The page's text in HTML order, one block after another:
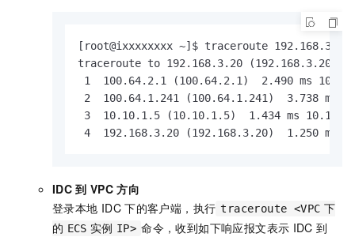
[root@ixxxxxxxx ~]$ traceroute 192.168.3.20
traceroute to 192.168.3.20 (192.168.3.20),
1  100.64.2.1 (100.64.2.1)  2.490 ms
2  100.64.1.241 (100.64.1.241)  3.738 ms
3  10.10.1.5 (10.10.1.5)  1.434 ms
4  192.168.3.20 (192.168.3.20)  1.250 ms
IDC 到 VPC 方向
登录本地 IDC 下的客户端，执行 traceroute <VPC 下
的 ECS 实例 IP> 命令，收到如下响应报文表示 IDC 到